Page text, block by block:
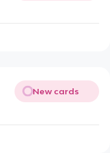
New cards